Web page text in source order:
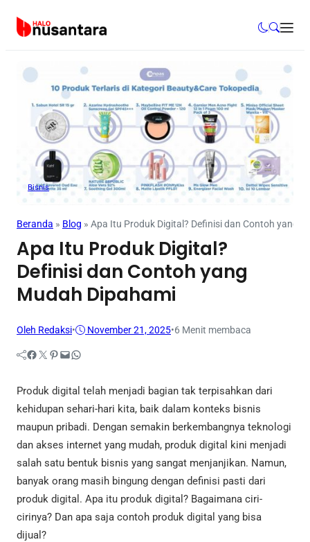
Bisnis
Beranda » Blog » Apa Itu Produk Digital? Definisi dan Contoh yang
Apa Itu Produk Digital?
Definisi dan Contoh yang
Mudah Dipahami
Oleh Redaksi• November 21, 2025•6 Menit membaca
Facebook Twitter Pinterest Mail WhatsApp
Produk digital telah menjadi bagian tak terpisahkan dari
kehidupan sehari-hari kita, baik dalam konteks bisnis
maupun pribadi. Dengan semakin berkembangnya teknologi
dan akses internet yang mudah, produk digital kini menjadi
salah satu bentuk bisnis yang sangat menjanjikan. Namun,
banyak orang masih bingung dengan definisi pasti dari
produk digital. Apa itu produk digital? Bagaimana ciri-
cirinya? Dan apa saja contoh produk digital yang bisa
dijual?